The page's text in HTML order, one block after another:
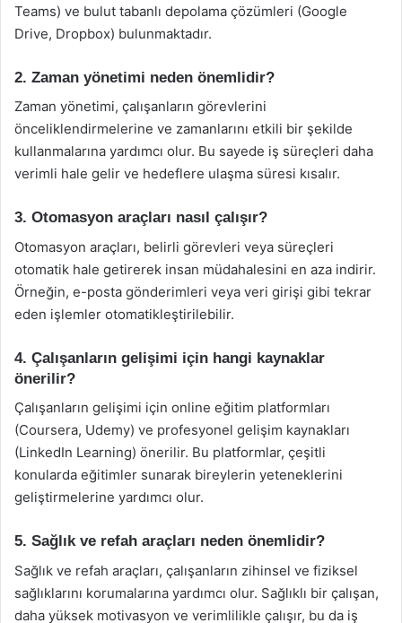
Teams) ve bulut tabanlı depolama çözümleri (Google
Drive, Dropbox) bulunmaktadır.
2. Zaman yönetimi neden önemlidir?
Zaman yönetimi, çalışanların görevlerini
önceliklendirmelerine ve zamanlarını etkili bir şekilde
kullanmalarına yardımcı olur. Bu sayede iş süreçleri daha
verimli hale gelir ve hedeflere ulaşma süresi kısalır.
3. Otomasyon araçları nasıl çalışır?
Otomasyon araçları, belirli görevleri veya süreçleri
otomatik hale getirerek insan müdahalesini en aza indirir.
Örneğin, e-posta gönderimleri veya veri girişi gibi tekrar
eden işlemler otomatikleştirilebilir.
4. Çalışanların gelişimi için hangi kaynaklar
önerilir?
Çalışanların gelişimi için online eğitim platformları
(Coursera, Udemy) ve profesyonel gelişim kaynakları
(LinkedIn Learning) önerilir. Bu platformlar, çeşitli
konularda eğitimler sunarak bireylerin yeteneklerini
geliştirmelerine yardımcı olur.
5. Sağlık ve refah araçları neden önemlidir?
Sağlık ve refah araçları, çalışanların zihinsel ve fiziksel
sağlıklarını korumalarına yardımcı olur. Sağlıklı bir çalışan,
daha yüksek motivasyon ve verimlilikle çalışır, bu da iş